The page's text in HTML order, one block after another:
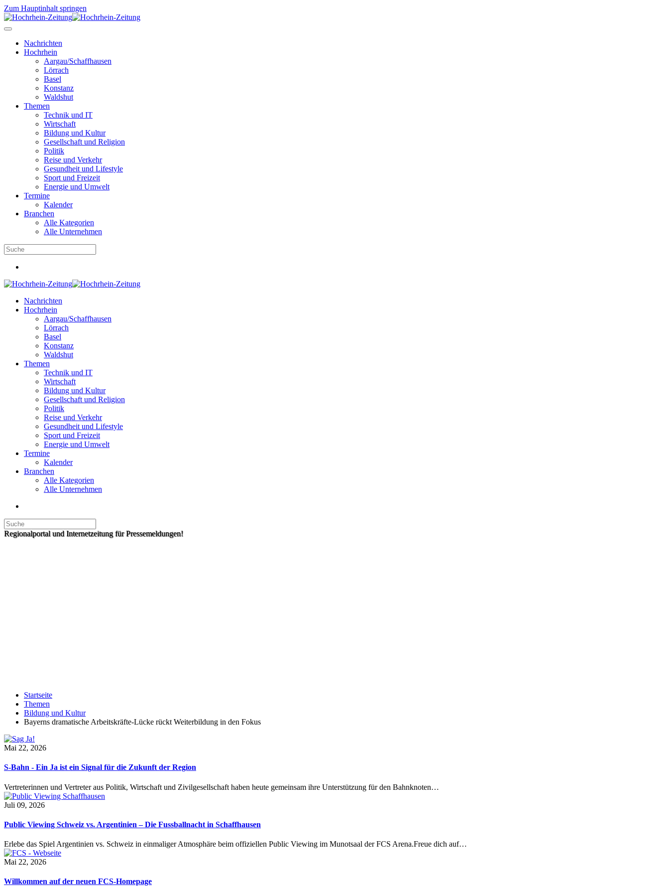
Zum Hauptinhalt springen
Nachrichten
Hochrhein
Aargau/Schaffhausen
Lörrach
Basel
Konstanz
Waldshut
Themen
Technik und IT
Wirtschaft
Bildung und Kultur
Gesellschaft und Religion
Politik
Reise und Verkehr
Gesundheit und Lifestyle
Sport und Freizeit
Energie und Umwelt
Termine
Kalender
Branchen
Alle Kategorien
Alle Unternehmen
Nachrichten
Hochrhein
Aargau/Schaffhausen
Lörrach
Basel
Konstanz
Waldshut
Themen
Technik und IT
Wirtschaft
Bildung und Kultur
Gesellschaft und Religion
Politik
Reise und Verkehr
Gesundheit und Lifestyle
Sport und Freizeit
Energie und Umwelt
Termine
Kalender
Branchen
Alle Kategorien
Alle Unternehmen
Regionalportal und Internetzeitung für Pressemeldungen!
Startseite
Themen
Bildung und Kultur
Bayerns dramatische Arbeitskräfte-Lücke rückt Weiterbildung in den Fokus
Mai 22, 2026
S-Bahn - Ein Ja ist ein Signal für die Zukunft der Region
Vertreterinnen und Vertreter aus Politik, Wirtschaft und Zivilgesellschaft haben heute gemeinsam ihre Unterstützung für den Bahnknoten…
Juli 09, 2026
Public Viewing Schweiz vs. Argentinien – Die Fussballnacht in Schaffhausen
Erlebe das Spiel Argentinien vs. Schweiz in einmaliger Atmosphäre beim offiziellen Public Viewing im Munotsaal der FCS Arena.Freue dich auf…
Mai 22, 2026
Willkommen auf der neuen FCS-Homepage